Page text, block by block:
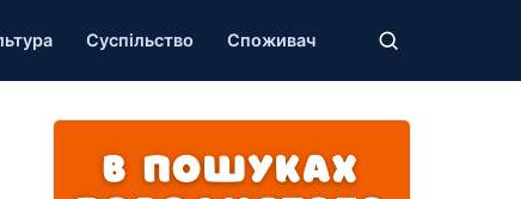
Суспільство Споживач